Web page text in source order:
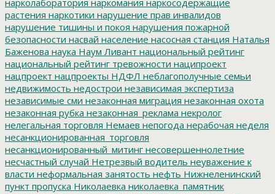
растения наркотики нарушение прав инвалидов
нарушение тишины и покоя нарушения пожарной
безопасности насвай население насосная станция Наталья
Баженова наука Наум Ливант национальный рейтинг
национальный рейтинг тревожности наципроект
нацпроект нацпроекты НДФЛ неблагополучные семьи
недвижимость недострои независимая экспертиза
независимые сми незаконная миграция незаконная охота
незаконная рубка незаконная_реклама некролог
нелегальная торговля Немаев непогода нерабочая неделя
несанкционированная_торговля
несанкционированный_митинг несовершеннолетние
несчастный случай Нетрезвый водитель неуважение к
власти неформальная занятость нефть Нижнеленинский
пункт пропуска Николаевка николаевка_памятник